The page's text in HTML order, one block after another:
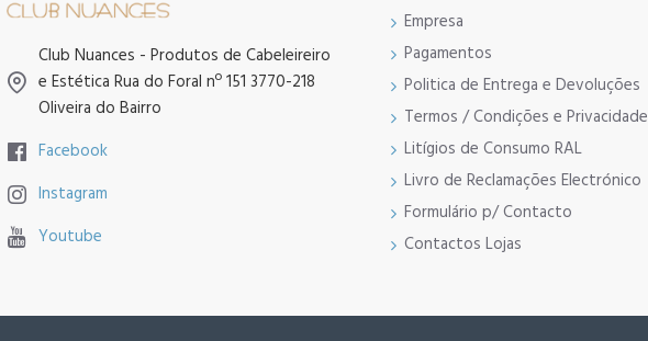
Club Nuances - Produtos de Cabeleireiro
e Estética Rua do Foral nº 151 3770-218
Oliveira do Bairro
Facebook
Instagram
Youtube
Empresa
Pagamentos
Politica de Entrega e Devoluções
Termos / Condições e Privacidade
Litígios de Consumo RAL
Livro de Reclamações Electrónico
Formulário p/ Contacto
Contactos Lojas